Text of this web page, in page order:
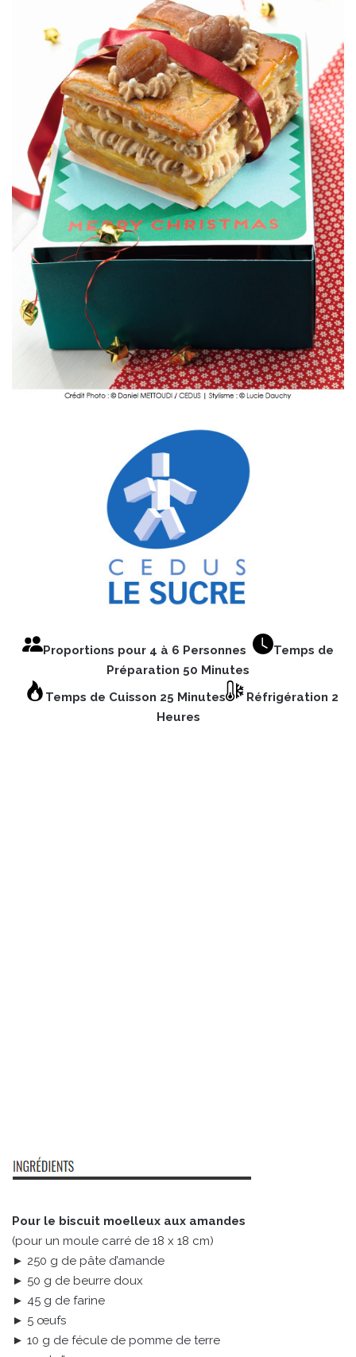
Proportions pour 4 à 6 Personnes
Temps de
Préparation 50 Minutes
Temps de Cuisson 25 Minutes
Réfrigération 2
Heures
Pour le biscuit moelleux aux amandes
(pour un moule carré de 18 x 18 cm)
► 250 g de pâte d’amande
► 50 g de beurre doux
► 45 g de farine
► 5 œufs
► 10 g de fécule de pomme de terre